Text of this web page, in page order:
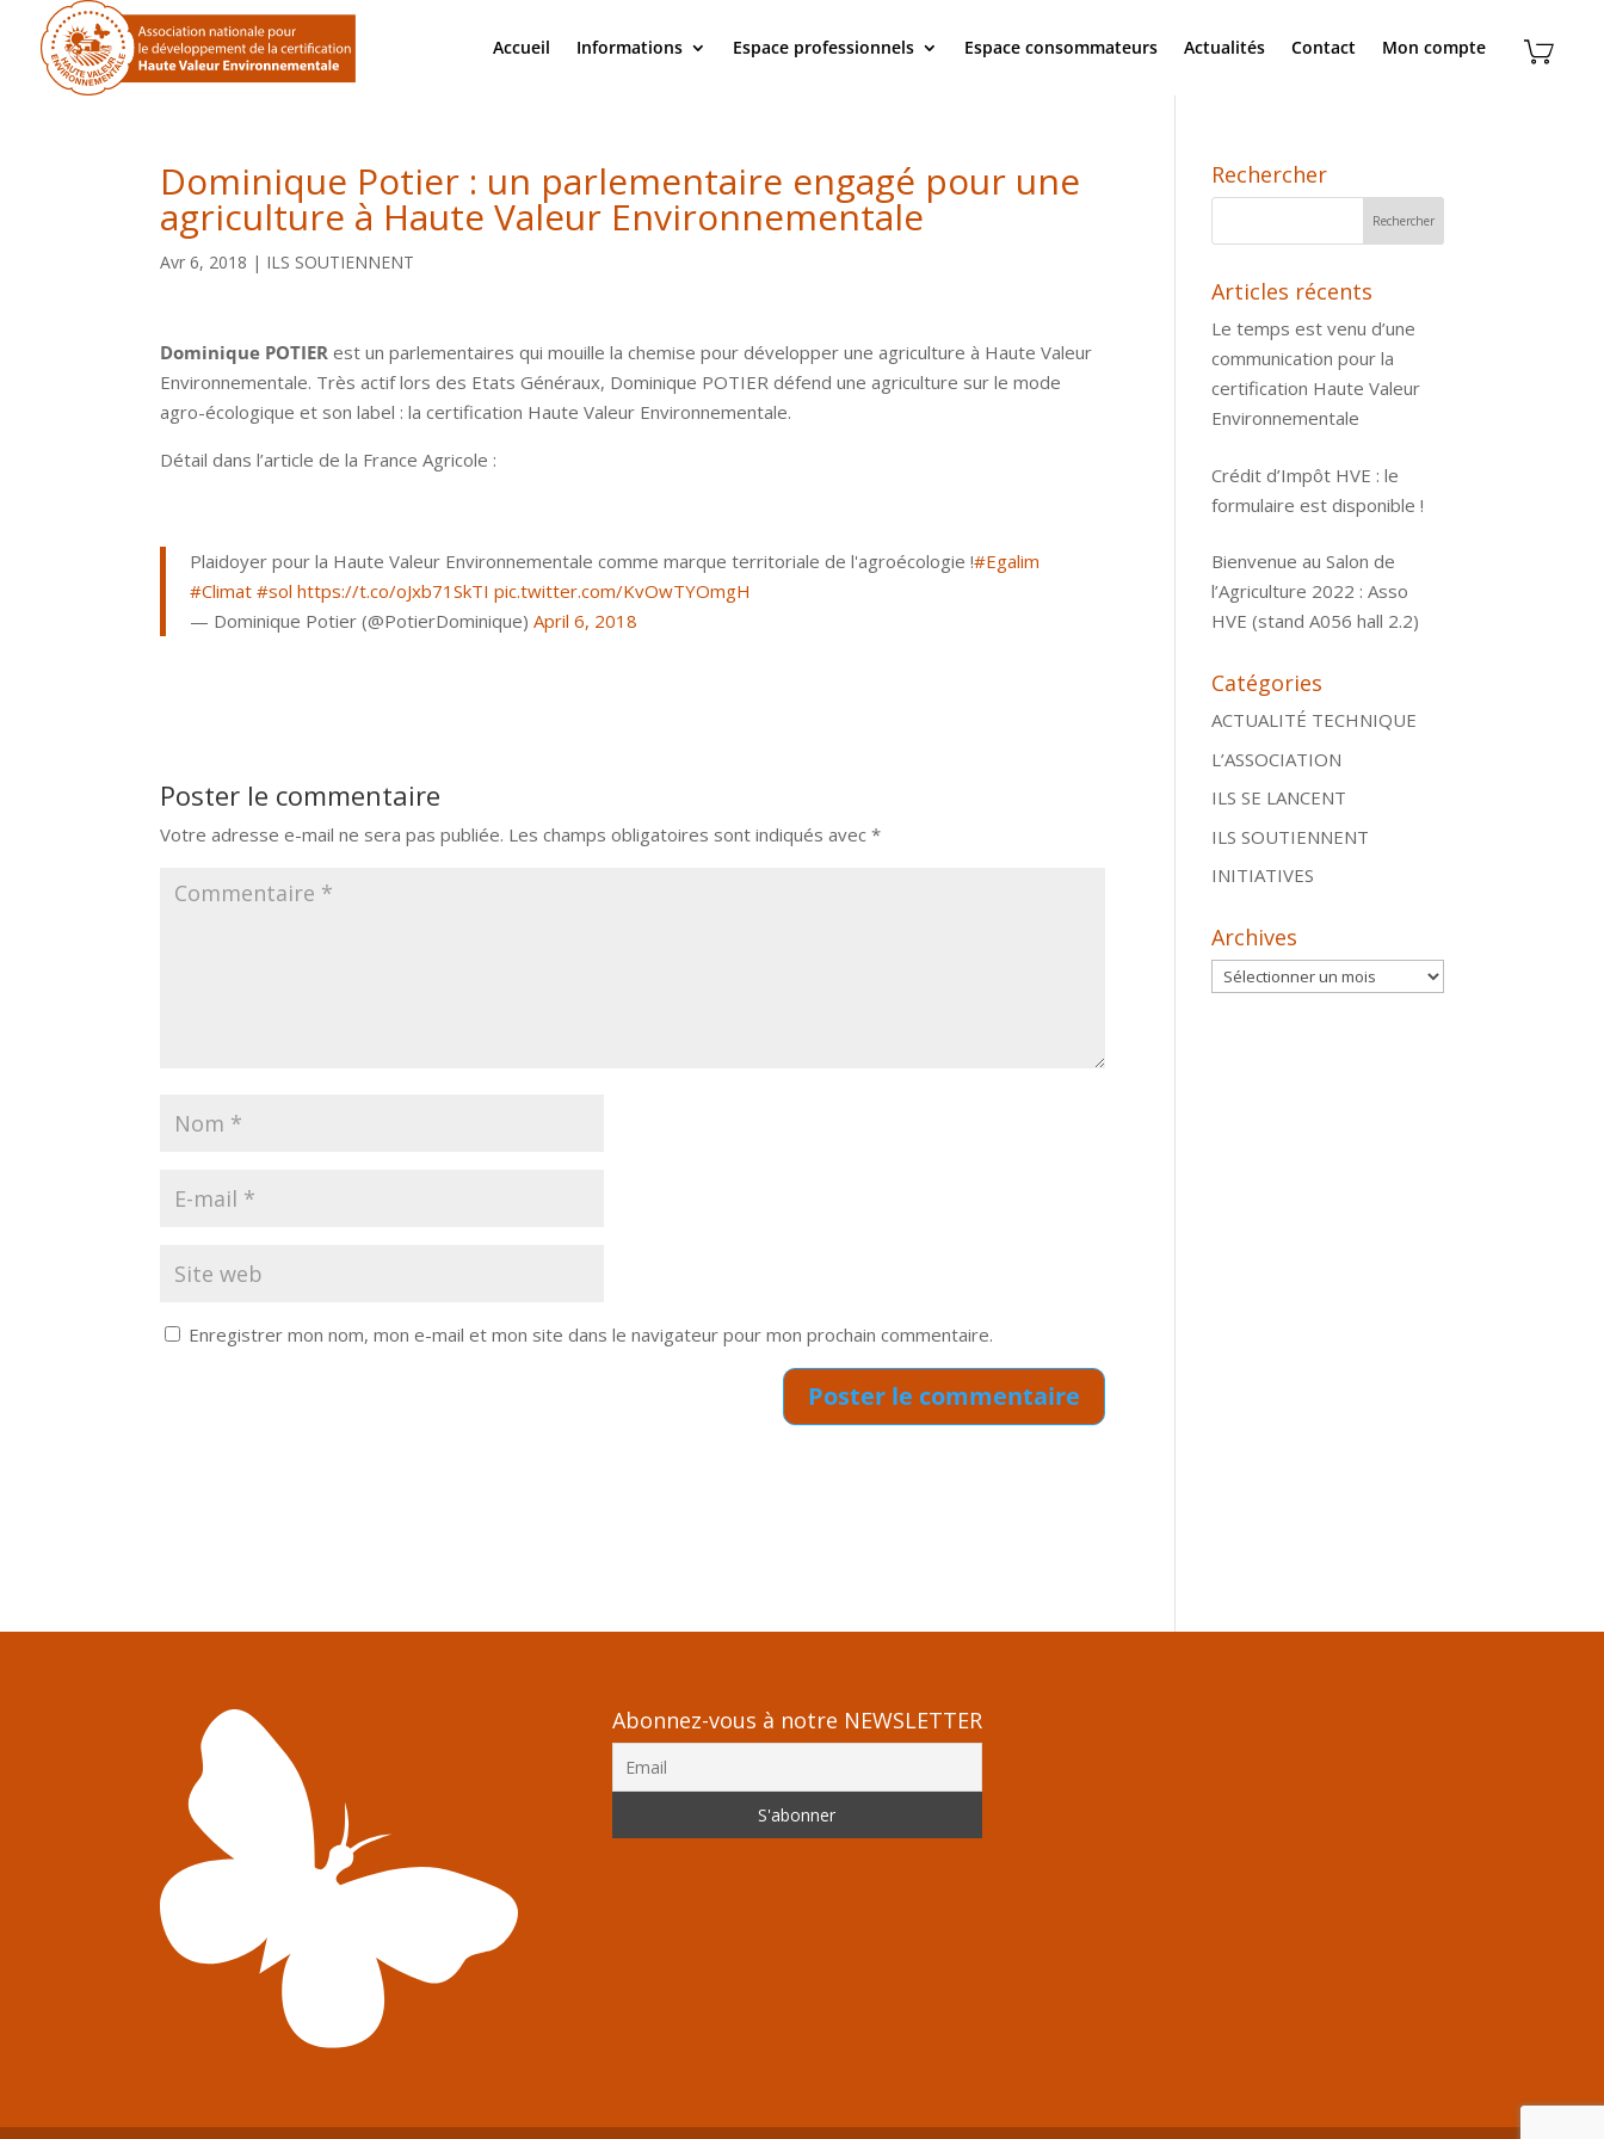
Accueil Informations Espace professionnels Espace consommateurs Actualités Contact Mon compte
Dominique Potier : un parlementaire engagé pour une
agriculture à Haute Valeur Environnementale
Avr 6, 2018 | ILS SOUTIENNENT
Dominique POTIERest un parlementaires qui mouille la chemise pour développer une agriculture à Haute Valeur
Environnementale. Très actif lors des Etats Généraux, Dominique POTIER défend une agriculture sur le mode
agro-écologique et son label : la certification Haute Valeur Environnementale.
Détail dans l’article de la France Agricole :
Plaidoyer pour la Haute Valeur Environnementale comme marque territoriale de l'agroécologie !#Egalim
#Climat #sol https://t.co/oJxb71SkTI pic.twitter.com/KvOwTYOmgH
— Dominique Potier (@PotierDominique)April 6, 2018
Poster le commentaire
Votre adresse e-mail ne sera pas publiée. Les champs obligatoires sont indiqués avec*
Enregistrer mon nom, mon e-mail et mon site dans le navigateur pour mon prochain commentaire.
Rechercher
Articles récents
Le temps est venu d’une
communication pour la
certification Haute Valeur
Environnementale
Crédit d’Impôt HVE : le
formulaire est disponible !
Bienvenue au Salon de
l’Agriculture 2022 : Asso
HVE (stand A056 hall 2.2)
Catégories
ACTUALITÉ TECHNIQUE
L’ASSOCIATION
ILS SE LANCENT
ILS SOUTIENNENT
INITIATIVES
Archives
Archives
Abonnez-vous à notre NEWSLETTER